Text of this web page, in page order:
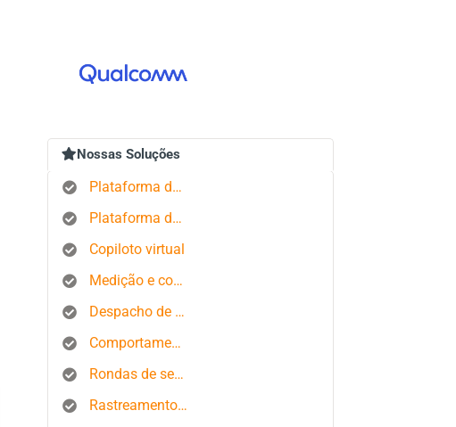
Nossas Soluções
Plataforma de rastreamento GPS
Plataforma de gerenciamento de pedidos
Copiloto virtual
Medição e controle de estados produtivos
Despacho de ônibus
Comportamento do motorista
Rondas de segurança
Rastreamento de smartphone